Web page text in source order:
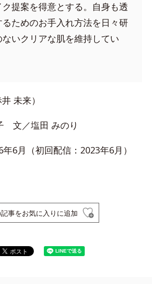
提案を得意とする。自身も透
ためのお手入れ方法を日々研
いクリアな肌を維持してい
未来）
文／塩田 みのり
6月（初回配信：2023年6月）
事をお気に入りに追加